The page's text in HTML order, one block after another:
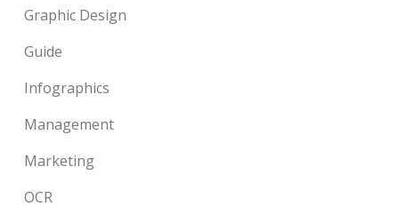
Graphic Design
Guide
Infographics
Management
Marketing
OCR